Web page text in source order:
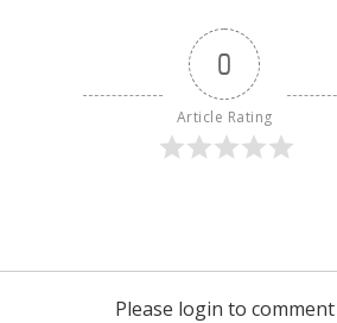
0
Article Rating
Please login to comment